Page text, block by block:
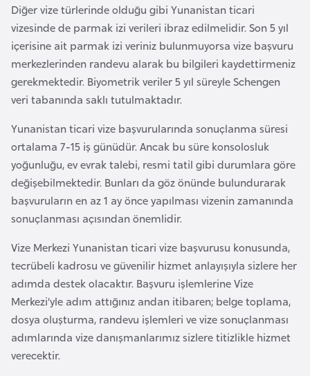
Diğer vize türlerinde olduğu gibi Yunanistan ticari
vizesinde de parmak izi verileri ibraz edilmelidir. Son 5 yıl
içerisine ait parmak izi veriniz bulunmuyorsa vize başvuru
merkezlerinden randevu alarak bu bilgileri kaydettirmeniz
gerekmektedir. Biyometrik veriler 5 yıl süreyle Schengen
veri tabanında saklı tutulmaktadır.
Yunanistan ticari vize başvurularında sonuçlanma süresi
ortalama 7-15 iş günüdür. Ancak bu süre konsolosluk
yoğunluğu, ev evrak talebi, resmi tatil gibi durumlara göre
değişebilmektedir. Bunları da göz önünde bulundurarak
başvuruların en az 1 ay önce yapılması vizenin zamanında
sonuçlanması açısından önemlidir.
Vize Merkezi Yunanistan ticari vize başvurusu konusunda,
tecrübeli kadrosu ve güvenilir hizmet anlayışıyla sizlere her
adımda destek olacaktır. Başvuru işlemlerine Vize
Merkezi’yle adım attığınız andan itibaren; belge toplama,
dosya oluşturma, randevu işlemleri ve vize sonuçlanması
adımlarında vize danışmanlarımız sizlere titizlikle hizmet
verecektir.
g
l
a
d
e
ş
B
e
l
a
r
u
s
B
e
l
ç
i